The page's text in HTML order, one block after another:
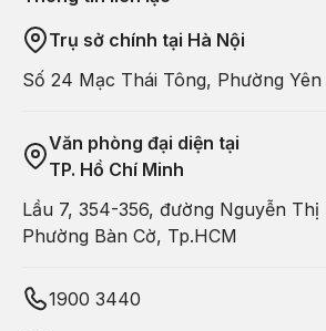
Cô Tiên với khuôn viên thanh tĩnh, cảnh
khách có cảm giác thanh thản, nhẹ
cảnh, đi lễ.Năm 1962,Đền Cô Tiênđược
Quốc gia.
Trụ sở chính tại Hà Nội
Số 24 Mạc Thái Tông, Phường
Văn phòng đại diện tại
TP. Hồ Chí Minh
Lầu 7, 354-356, đường Nguyễn Thị
Phường Bàn Cờ, Tp.HCM
1900 3440